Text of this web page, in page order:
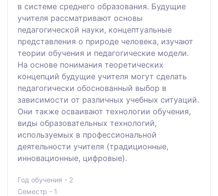
в системе среднего образования. Будущие
учителя рассматривают основы
педагогической науки, концептуальные
представления о природе человека, изучают
теории обучения и педагогические модели.
На основе понимания теоретических
концепций будущие учителя могут сделать
педагогически обоснованный выбор в
зависимости от различных учебных ситуаций.
Они также осваивают технологии обучения,
виды образовательных технологий,
используемых в профессиональной
деятельности учителя (традиционные,
инновационные, цифровые).
Год обучения - 2
Семестр - 1